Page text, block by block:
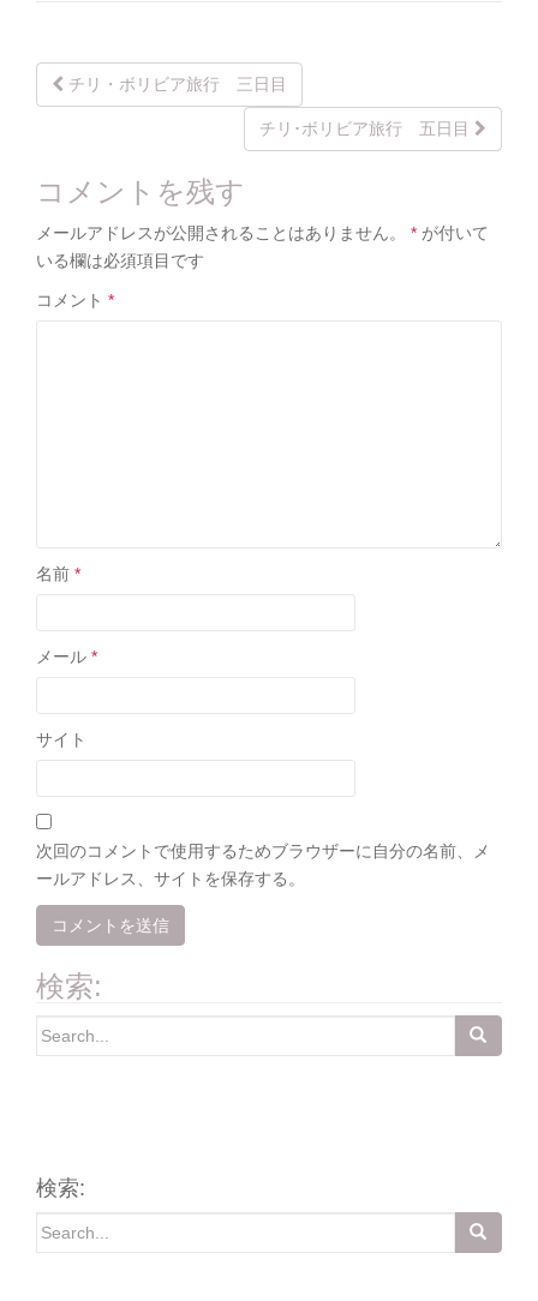
Post
チリ・ボリビア旅行 三日目
チリ･ボリビア旅行 五日目
コメントを残す
メールアドレスが公開されることはありません。 * が付いて
いる欄は必須項目です
コメント *
名前 *
メール *
サイト
次回のコメントで使用するためブラウザーに自分の名前、メ
ールアドレス、サイトを保存する。
検索:
Search
検索:
Search